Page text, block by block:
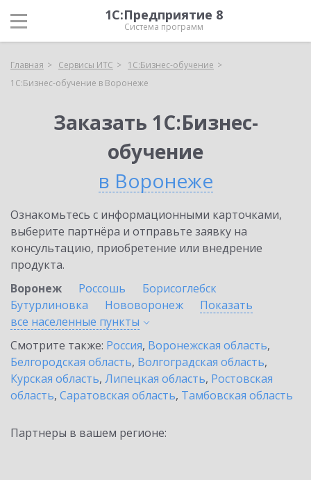
1С:Предприятие 8
Система программ
Главная Сервисы ИТС
1С:Бизнес-обучение
1С:Бизнес-обучение в Воронеже
Заказать 1С:Бизнес-
обучение
в Воронеже
Ознакомьтесь с информационными карточками,
выберите партнёра и отправьте заявку на
консультацию, приобретение или внедрение
продукта.
Воронеж
Россошь
Борисоглебск
Бутурлиновка
Нововоронеж
Показать
все населенные пункты
Смотрите также: Россия, Воронежская область,
Белгородская область, Волгоградская область,
Курская область, Липецкая область, Ростовская
область, Саратовская область, Тамбовская область
Партнеры в вашем регионе: